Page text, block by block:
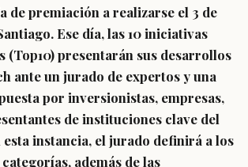
de premiación a realizarse el 3 de
. Ese día, las 10 iniciativas
(Top10) presentarán sus desarrollos
ante un jurado de expertos y una
por inversionistas, empresas,
de instituciones clave del
esta instancia, el jurado definirá a los
además de las